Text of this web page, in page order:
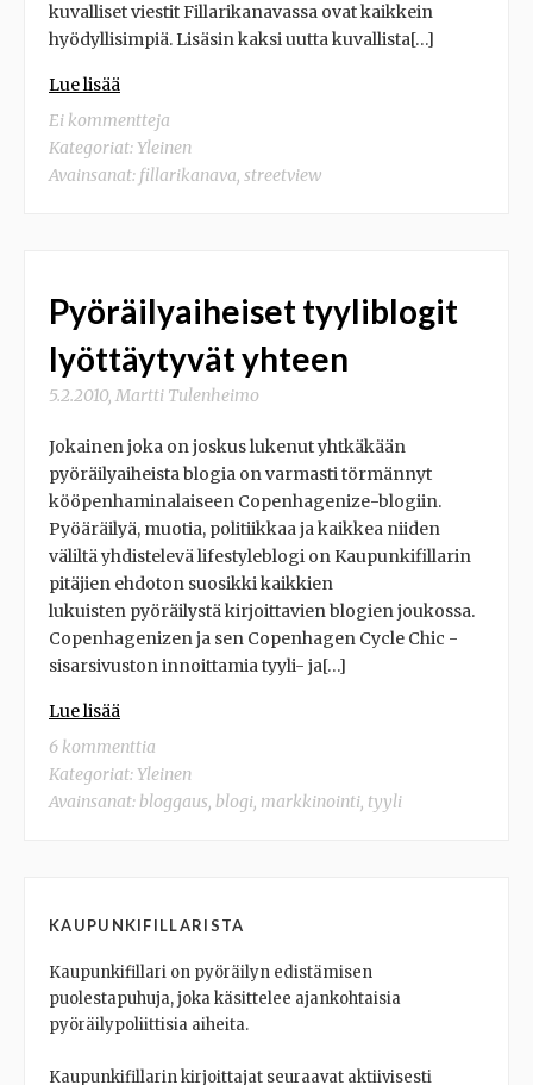
kuvalliset viestit Fillarikanavassa ovat kaikkein
hyödyllisimpiä. Lisäsin kaksi uutta kuvallista[…]
Lue lisää
Ei kommentteja
Kategoriat: Yleinen
Avainsanat: fillarikanava, streetview
Pyöräilyaiheiset tyyliblogit
lyöttäytyvät yhteen
5.2.2010, Martti Tulenheimo
Jokainen joka on joskus lukenut yhtkäkään
pyöräilyaiheista blogia on varmasti törmännyt
kööpenhaminalaiseen Copenhagenize-blogiin.
Pyöäräilyä, muotia, politiikkaa ja kaikkea niiden
väliltä yhdistelevä lifestyleblogi on Kaupunkifillarin
pitäjien ehdoton suosikki kaikkien
lukuisten pyöräilystä kirjoittavien blogien joukossa.
Copenhagenizen ja sen Copenhagen Cycle Chic -
sisarsivuston innoittamia tyyli- ja[…]
Lue lisää
6 kommenttia
Kategoriat: Yleinen
Avainsanat: bloggaus, blogi, markkinointi, tyyli
KAUPUNKIFILLARISTA
Kaupunkifillari on pyöräilyn edistämisen
puolestapuhuja, joka käsittelee ajankohtaisia
pyöräilypoliittisia aiheita.
Kaupunkifillarin kirjoittajat seuraavat aktiivisesti